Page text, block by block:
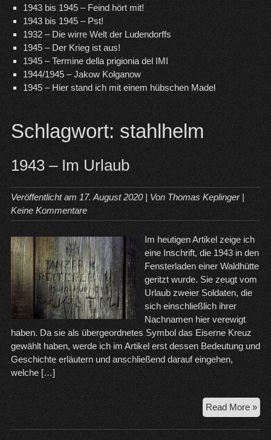
1943 bis 1945 – Feind hört mit!
1943 bis 1945 – Pst!
1932 – Die wirre Welt der Ludendorffs
1945 – Der Krieg ist aus!
1945 – Termine della prigionia del IMI
1944/1945 – Jakow Kolganow
1945 – Hier stand ich mit einem hübschen Madel
Schlagwort: stahlhelm
1943 – Im Urlaub
Veröffentlicht am 17. August 2020| Von Thomas Keplinger|
Keine Kommentare
Im heutigen Artikel zeige ich
eine Inschrift, die 1943 in den
Fensterladen einer Waldhütte
geritzt wurde. Sie zeugt vom
Urlaub zweier Soldaten, die
sich einschließlich ihrer
Nachnamen hier verewigt
haben. Da sie als übergeordnetes Symbol das Eiserne Kreuz
gewählt haben, werde ich im Artikel erst dessen Bedeutung und
Geschichte erläutern und anschließend darauf eingehen,
welche […]
Read More »
–
Im